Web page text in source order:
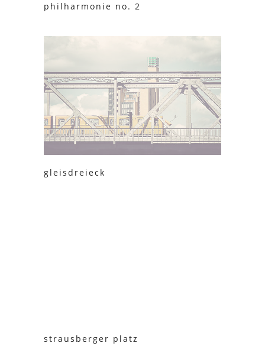
philharmonie no. 2
gleisdreieck
strausberger platz